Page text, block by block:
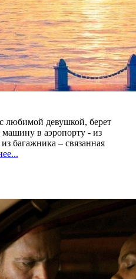
2013, среда
любимой девушкой, берет
в аэропорту - из
багажника – связанная